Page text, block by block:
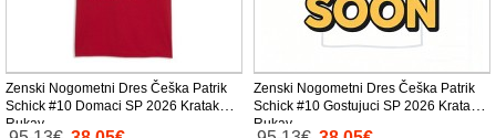
Zenski Nogometni Dres Češka Patrik
Schick #10 Domaci SP 2026 Kratak
Rukav
Zenski Nogometni Dres Češka Patrik
Schick #10 Gostujuci SP 2026 Kratak
Rukav